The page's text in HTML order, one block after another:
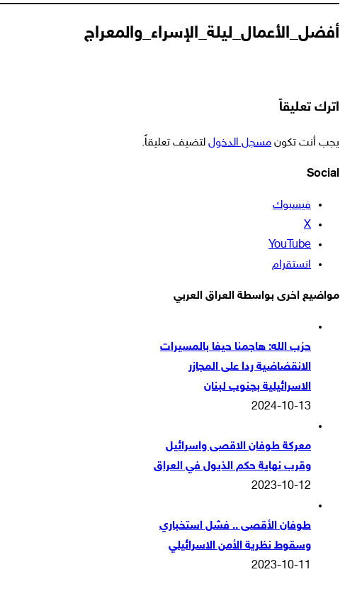
أفضل_الأعمال_ليلة_الإسراء_والمعراج
اترك تعليقاً
يجب أنت تكون مسجل الدخول لتضيف تعليقاً.
Social
فيسبوك
‫X
‫YouTube
انستقرام
مواضيع اخرى بواسطة العراق العربي
حزب الله: هاجمنا حيفا بالمسيرات
الانقضاضية ردا على المجازر
الاسرائيلية بجنوب لبنان
2024-10-13
معركة طوفان الاقصى واسرائيل
وقرب نهاية حكم الذيول في العراق
2023-10-12
طوفان الأقصى .. فشل استخباري
وسقوط نظرية الأمن الاسرائيلي
2023-10-11